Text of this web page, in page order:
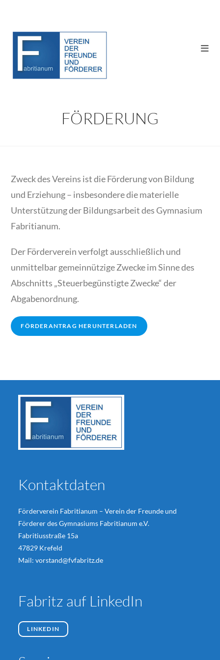
springen
FÖRDERUNG
Zweck des Vereins ist die Förderung von Bildung
und Erziehung – insbesondere die materielle
Unterstützung der Bildungsarbeit des Gymnasium
Fabritianum.
Der Förderverein verfolgt ausschließlich und
unmittelbar gemeinnützige Zwecke im Sinne des
Abschnitts „Steuerbegünstigte Zwecke“ der
Abgabenordnung.
FÖRDERANTRAG HERUNTERLADEN
Kontaktdaten
Förderverein Fabritianum – Verein der Freunde und
Förderer des Gymnasiums Fabritianum e.V.
Fabritiusstraße 15a
47829 Krefeld
Mail:vorstand@fvfabritz.de
Fabritz auf LinkedIn
LINKEDIN